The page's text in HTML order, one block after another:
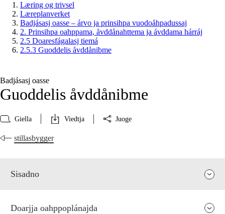
Læring og trivsel
Læreplanverket
Badjásasj oasse – árvo ja prinsihpa vuodoåhpadussaj
2. Prinsihpa oahppama, åvddånahttema ja ávddama hárráj
2.5 Doaresfágalasj tiemá
2.5.3 Guoddelis åvddånibme
Badjásasj oasse
Guoddelis åvddånibme
Giella Viedtja Juoge
stillasbygger
Sisadno
Doarjja oahppoplánajda